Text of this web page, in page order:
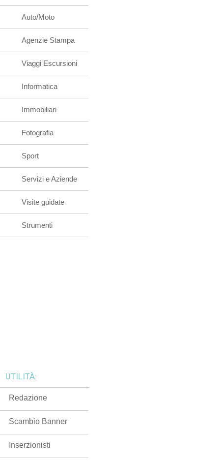
Auto/Moto
Agenzie Stampa
Viaggi Escursioni
Informatica
Immobiliari
Fotografia
Sport
Servizi e Aziende
Visite guidate
Strumenti
UTILITÀ:
Redazione
Scambio Banner
Inserzionisti